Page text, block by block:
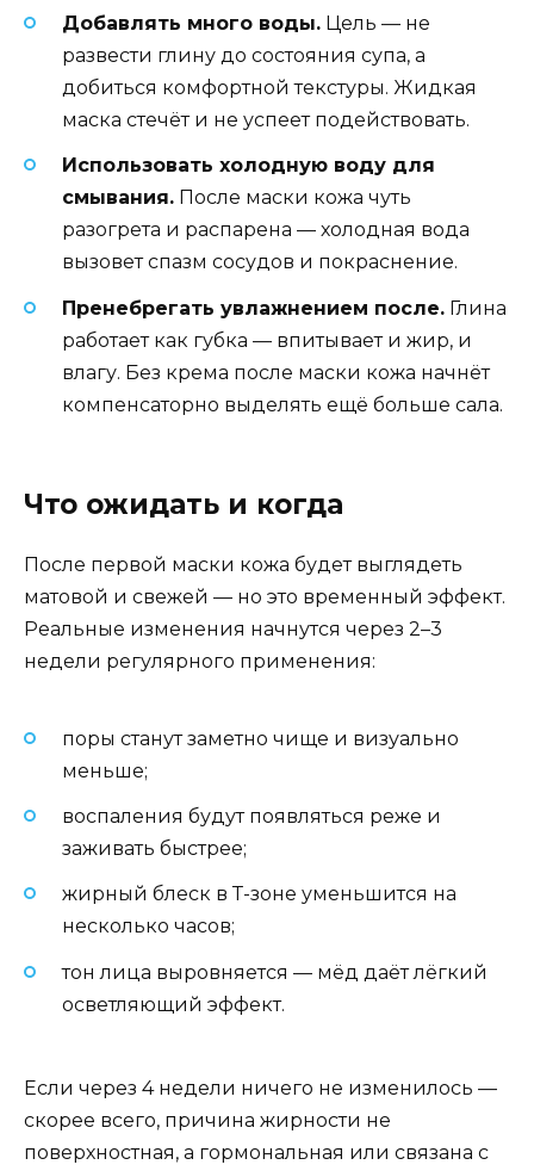
Добавлять много воды. Цель — не
развести глину до состояния супа, а
добиться комфортной текстуры. Жидкая
маска стечёт и не успеет подействовать.
Использовать холодную воду для
смывания. После маски кожа чуть
разогрета и распарена — холодная вода
вызовет спазм сосудов и покраснение.
Пренебрегать увлажнением после. Глина
работает как губка — впитывает и жир, и
влагу. Без крема после маски кожа начнёт
компенсаторно выделять ещё больше сала.
Что ожидать и когда
После первой маски кожа будет выглядеть
матовой и свежей — но это временный эффект.
Реальные изменения начнутся через 2–3
недели регулярного применения:
поры станут заметно чище и визуально
меньше;
воспаления будут появляться реже и
заживать быстрее;
жирный блеск в Т-зоне уменьшится на
несколько часов;
тон лица выровняется — мёд даёт лёгкий
осветляющий эффект.
Если через 4 недели ничего не изменилось —
скорее всего, причина жирности не
поверхностная, а гормональная или связана с